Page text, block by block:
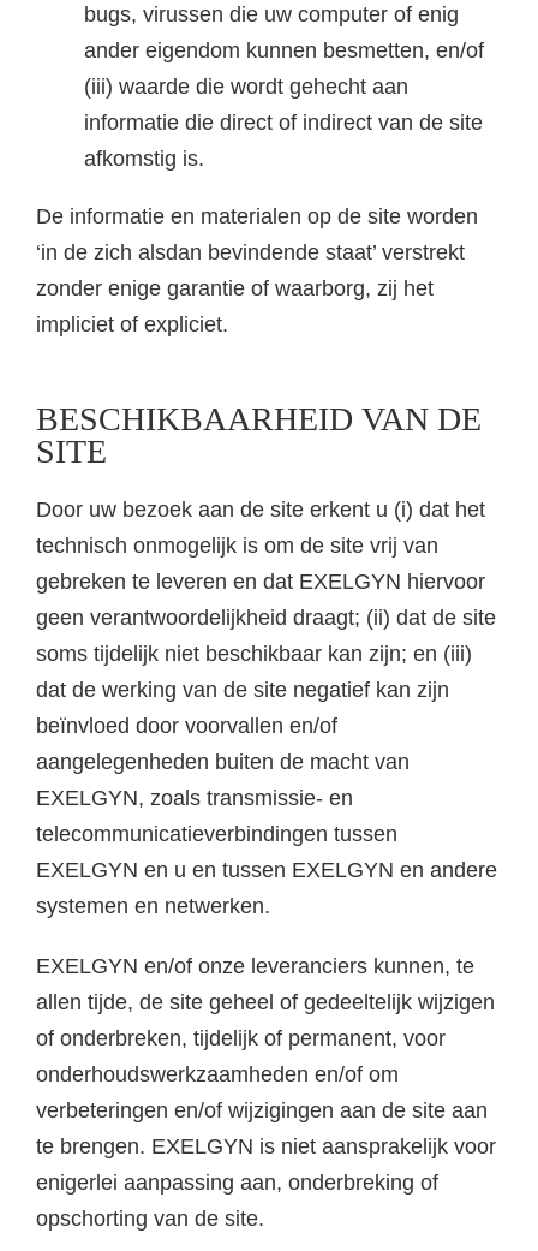
bugs, virussen die uw computer of enig
ander eigendom kunnen besmetten, en/of
(iii) waarde die wordt gehecht aan
informatie die direct of indirect van de site
afkomstig is.
De informatie en materialen op de site worden
‘in de zich alsdan bevindende staat’ verstrekt
zonder enige garantie of waarborg, zij het
impliciet of expliciet.
BESCHIKBAARHEID VAN DE
SITE
Door uw bezoek aan de site erkent u (i) dat het
technisch onmogelijk is om de site vrij van
gebreken te leveren en dat EXELGYN hiervoor
geen verantwoordelijkheid draagt; (ii) dat de site
soms tijdelijk niet beschikbaar kan zijn; en (iii)
dat de werking van de site negatief kan zijn
beïnvloed door voorvallen en/of
aangelegenheden buiten de macht van
EXELGYN, zoals transmissie- en
telecommunicatieverbindingen tussen
EXELGYN en u en tussen EXELGYN en andere
systemen en netwerken.
EXELGYN en/of onze leveranciers kunnen, te
allen tijde, de site geheel of gedeeltelijk wijzigen
of onderbreken, tijdelijk of permanent, voor
onderhoudswerkzaamheden en/of om
verbeteringen en/of wijzigingen aan de site aan
te brengen. EXELGYN is niet aansprakelijk voor
enigerlei aanpassing aan, onderbreking of
opschorting van de site.